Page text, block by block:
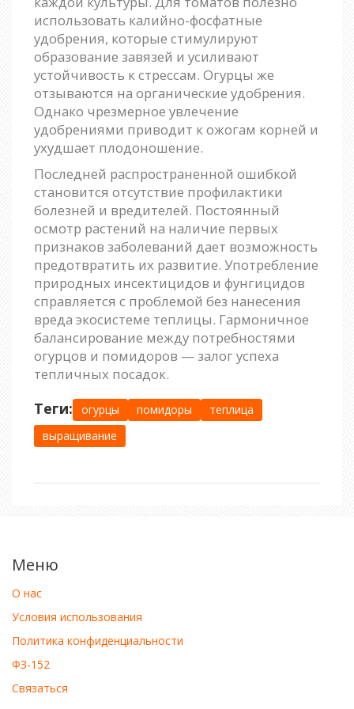
использовать калийно-фосфатные
удобрения, которые стимулируют
образование завязей и усиливают
устойчивость к стрессам. Огурцы же
отзываются на органические удобрения.
Однако чрезмерное увлечение
удобрениями приводит к ожогам корней и
ухудшает плодоношение.
Последней распространенной ошибкой
становится отсутствие профилактики
болезней и вредителей. Постоянный
осмотр растений на наличие первых
признаков заболеваний дает возможность
предотвратить их развитие. Употребление
природных инсектицидов и фунгицидов
справляется с проблемой без нанесения
вреда экосистеме теплицы. Гармоничное
балансирование между потребностями
огурцов и помидоров — залог успеха
тепличных посадок.
Теги: огурцы помидоры
теплица
выращивание
Меню
О нас
Условия использования
Политика конфиденциальности
ФЗ-152
Связаться